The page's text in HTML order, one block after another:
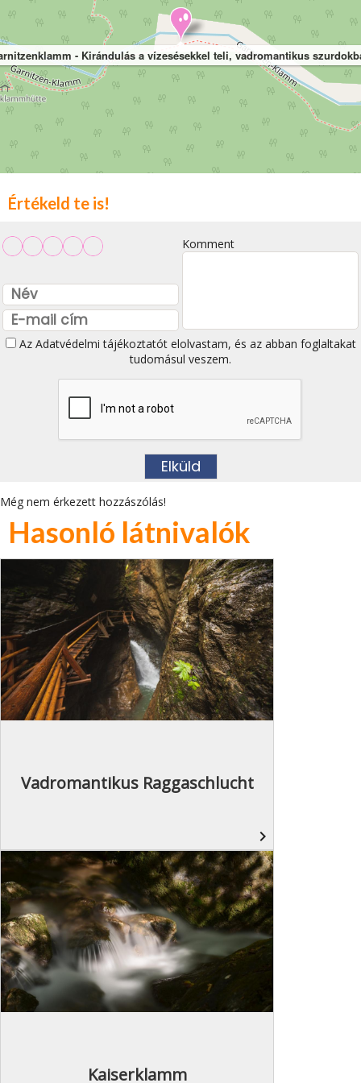
- Kirándulás a vízesésekkel teli, vadromantikus
Értékeld te is!
Komment
Az Adatvédelmi tájékoztatótelolvastam, és az abban foglaltakat
tudomásul veszem.
Még nem érkezett hozzászólás!
Hasonló látnivalók
Vadromantikus Raggaschlucht
navigate_next
Kaiserklamm